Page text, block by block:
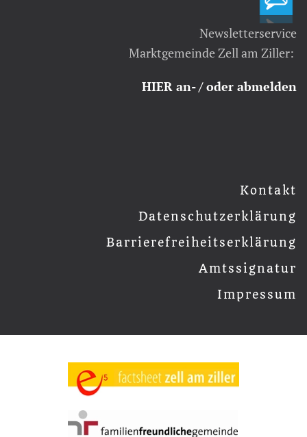
Newsletterservice
Marktgemeinde Zell am Ziller:
HIER an- / oder abmelden
Kontakt
Datenschutzerklärung
Barrierefreiheitserklärung
Amtssignatur
Impressum